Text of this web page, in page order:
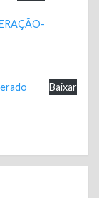
Baixar